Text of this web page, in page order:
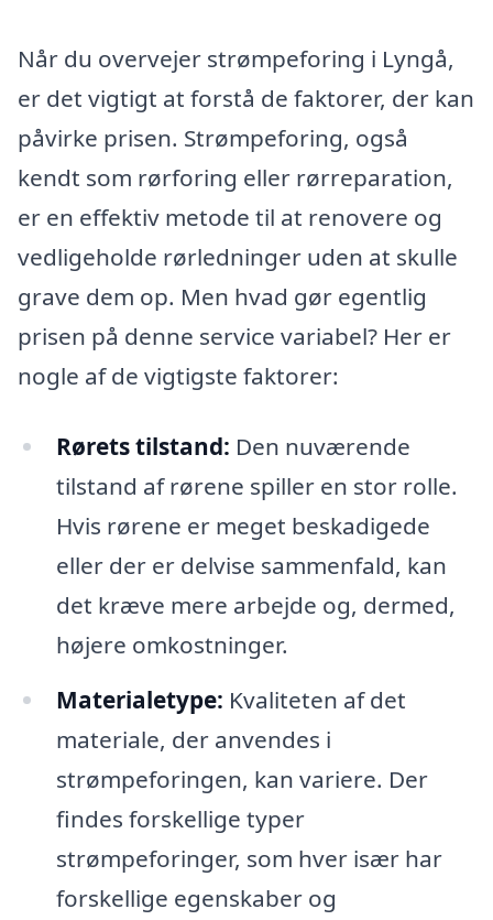
Når du overvejer strømpeforing i Lyngå,
er det vigtigt at forstå de faktorer, der kan
påvirke prisen. Strømpeforing, også
kendt som rørforing eller rørreparation,
er en effektiv metode til at renovere og
vedligeholde rørledninger uden at skulle
grave dem op. Men hvad gør egentlig
prisen på denne service variabel? Her er
nogle af de vigtigste faktorer:
Rørets tilstand: Den nuværende
tilstand af rørene spiller en stor rolle.
Hvis rørene er meget beskadigede
eller der er delvise sammenfald, kan
det kræve mere arbejde og, dermed,
højere omkostninger.
Materialetype: Kvaliteten af det
materiale, der anvendes i
strømpeforingen, kan variere. Der
findes forskellige typer
strømpeforinger, som hver især har
forskellige egenskaber og